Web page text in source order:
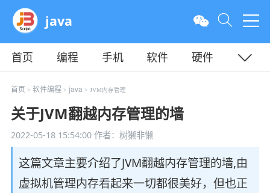
java
首页 编程 手机 软件
硬件
教程
平面 服务器
首页 > 软件编程 > java> JVM内存管理
关于JVM翻越内存管理的墙
2022-05-18 15:54:00作者：树獭非懒
这篇文章主要介绍了JVM翻越内存管理的墙,由
虚拟机管理内存看起来一切都很美好，但也正